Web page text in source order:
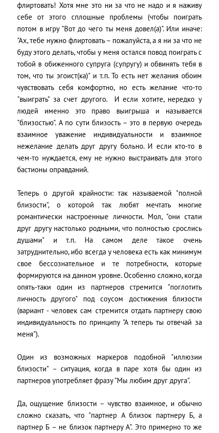
флиртовать! Хотя мне это ни за что не надо и я наживу
себе от этого сплошные проблемы (чтобы поиграть
потом в игру "Вот до чего ты меня довел(а)". Или иначе:
"Ах, тебе нужно флиртовать – пожалуйста, а я ни за что не
буду этого делать, чтобы у меня остался повод поиграть с
тобой в обиженного супруга (супругу) и обвинять тебя в
том, что ты эгоист(ка)" и т.п. То есть нет желания обоим
чувствовать себя комфортно, но есть желание что-то
"выиграть" за счет другого. И если хотите, нередко у
людей именно это право выигрыша и называется
"близостью". А по сути близость – это в первую очередь
взаимное уважение индивидуальности и взаимное
нежелание делать друг другу больно. И если кто-то в
чем-то нуждается, ему не нужно выстраивать для этого
бастионы оправданий.
Теперь о другой крайности: так называемой "полной
близости", о которой так любят мечтать многие
романтически настроенные личности. Мол, "они стали
друг другу настолько родными, что полностью срослись
душами" и т.п. На самом деле такое очень
затруднительно, ибо всегда у человека есть как минимум
свое бессознательное и те потребности, которые
формируются на данном уровне. Особенно сложно, когда
опять-таки один из партнеров стремится "поглотить
личность другого" под соусом достижения близости
(вариант - человек сам стремится отдать партнеру свою
индивидуальность по принципу "А теперь ты отвечай за
меня").
Один из возможных маркеров подобной "иллюзии
близости" – ситуация, когда в паре хотя бы один из
партнеров употребляет фразу "Мы любим друг друга".
Да, ощущение близости – чувство взаимное, и обычно
сложно сказать, что "партнер А близок партнеру Б, а
партнер Б – не близок партнеру А". Это примерно то же